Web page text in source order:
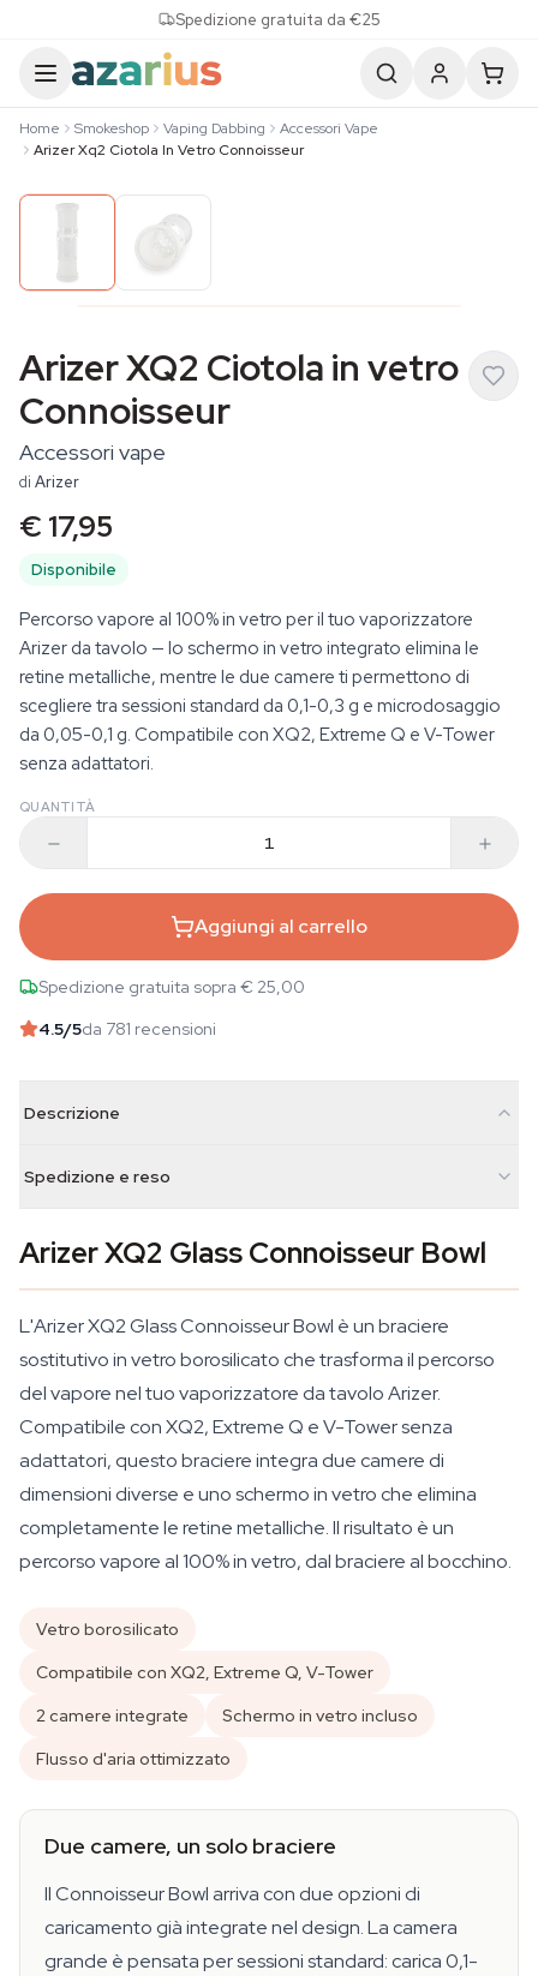
Spedizione gratuita da €25
Home Smokeshop Vaping Dabbing
Accessori Vape
Arizer Xq2 Ciotola In Vetro Connoisseur
Arizer XQ2 Ciotola in vetro
Connoisseur
Accessori vape
di Arizer
€ 17,95
Disponibile
Percorso vapore al 100% in vetro per il tuo vaporizzatore
Arizer da tavolo — lo schermo in vetro integrato elimina le
retine metalliche, mentre le due camere ti permettono di
scegliere tra sessioni standard da 0,1-0,3 g e microdosaggio
da 0,05-0,1 g. Compatibile con XQ2, Extreme Q e V-Tower
senza adattatori.
QUANTITÀ
Aggiungi al carrello
Spedizione gratuita sopra € 25,00
4.5/5da 781 recensioni
Descrizione
Spedizione e reso
Arizer XQ2 Glass Connoisseur Bowl
L'Arizer XQ2 Glass Connoisseur Bowl è un braciere
sostitutivo in vetro borosilicato che trasforma il percorso
del vapore nel tuo vaporizzatore da tavolo Arizer.
Compatibile con XQ2, Extreme Q e V-Tower senza
adattatori, questo braciere integra due camere di
dimensioni diverse e uno schermo in vetro che elimina
completamente le retine metalliche. Il risultato è un
percorso vapore al 100% in vetro, dal braciere al bocchino.
Vetro borosilicato
Compatibile con XQ2, Extreme Q, V-Tower
2 camere integrate
Schermo in vetro incluso
Flusso d'aria ottimizzato
Due camere, un solo braciere
Il Connoisseur Bowl arriva con due opzioni di
caricamento già integrate nel design. La camera
grande è pensata per sessioni standard: carica 0,1-